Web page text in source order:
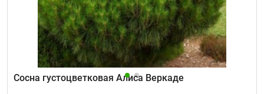
Сосна густоцветковая Алиса Веркаде